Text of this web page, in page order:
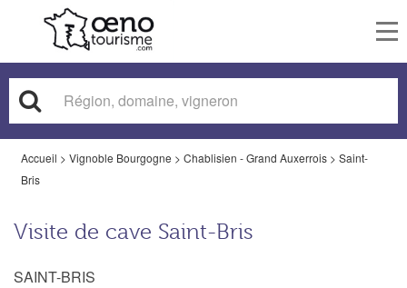
Accueil > Vignoble Bourgogne > Chablisien - Grand Auxerrois > Saint-
Bris
Visite de cave Saint-Bris
SAINT-BRIS